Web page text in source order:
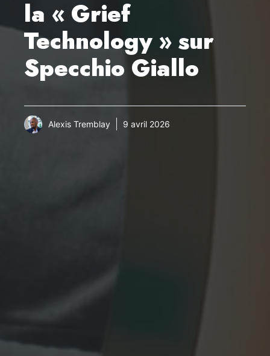
la « Grief
Technology » sur
Specchio Giallo
Alexis Tremblay 9 avril 2026